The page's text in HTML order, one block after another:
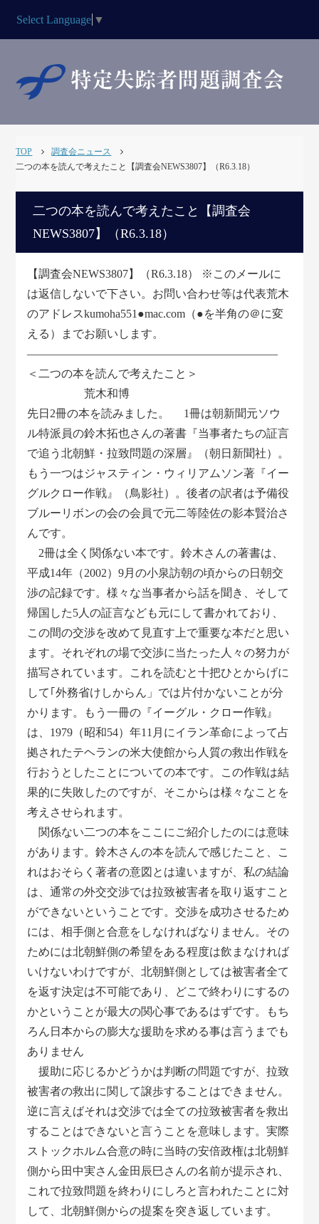
Select Language ▼
TOP
調査会ニュース
二つの本を読んで考えたこと【調査会NEWS3807】（R6.3.18）
二つの本を読んで考えたこと【調査会
NEWS3807】（R6.3.18）
【調査会NEWS3807】（R6.3.18） ※このメールに
は返信しないで下さい。お問い合わせ等は代表荒木
のアドレスkumoha551●mac.com（●を半角の＠に変
える）までお願いします。
――――――――――――――――――――――
＜二つの本を読んで考えたこと＞
荒木和博
先日2冊の本を読みました。 1冊は朝新聞元ソウ
ル特派員の鈴木拓也さんの著書『当事者たちの証言
で追う北朝鮮・拉致問題の深層』（朝日新聞社）。
もう一つはジャスティン・ウィリアムソン著『イー
グルクロー作戦』（鳥影社）。後者の訳者は予備役
ブルーリボンの会の会員で元二等陸佐の影本賢治さ
んです。
2冊は全く関係ない本です。鈴木さんの著書は、
平成14年（2002）9月の小泉訪朝の頃からの日朝交
渉の記録です。様々な当事者から話を聞き、そして
帰国した5人の証言なども元にして書かれており、
この間の交渉を改めて見直す上で重要な本だと思い
ます。それぞれの場で交渉に当たった人々の努力が
描写されています。これを読むと十把ひとからげに
して｢外務省けしからん」では片付かないことが分
かります。もう一冊の『イーグル・クロー作戦』
は、1979（昭和54）年11月にイラン革命によって占
拠されたテヘランの米大使館から人質の救出作戦を
行おうとしたことについての本です。この作戦は結
果的に失敗したのですが、そこからは様々なことを
考えさせられます。
関係ない二つの本をここにご紹介したのには意味
があります。鈴木さんの本を読んで感じたこと、こ
れはおそらく著者の意図とは違いますが、私の結論
は、通常の外交交渉では拉致被害者を取り返すこと
ができないということです。交渉を成功させるため
には、相手側と合意をしなければなりません。その
ためには北朝鮮側の希望をある程度は飲まなければ
いけないわけですが、北朝鮮側としては被害者全て
を返す決定は不可能であり、どこで終わりにするの
かということが最大の関心事であるはずです。もち
ろん日本からの膨大な援助を求める事は言うまでも
ありません
援助に応じるかどうかは判断の問題ですが、拉致
被害者の救出に関して譲歩することはできません。
逆に言えばそれは交渉では全ての拉致被害者を救出
することはできないと言うことを意味します。実際
ストックホルム合意の時に当時の安倍政権は北朝鮮
側から田中実さん金田辰巳さんの名前が提示され、
これで拉致問題を終わりにしろと言われたことに対
して、北朝鮮側からの提案を突き返しています。